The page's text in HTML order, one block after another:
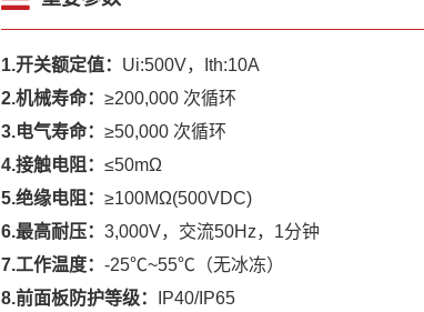
1.开关额定值： Ui:500V，Ith:10A
2.机械寿命： ≥200,000 次循环
3.电气寿命： ≥50,000 次循环
4.接触电阻： ≤50mΩ
5.绝缘电阻： ≥100MΩ(500VDC)
6.最高耐压： 3,000V，交流50Hz，1分钟
7.工作温度： -25℃~55℃（无冰冻）
8.前面板防护等级：
IP40/IP65